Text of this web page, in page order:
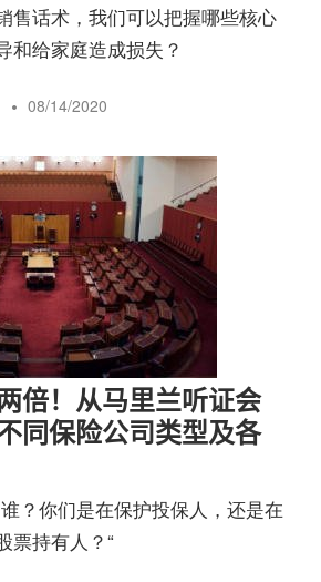
售话术，我们可以把握哪些核心
和给家庭造成损失？
08/14/2020
倍！从马里兰听证会
同保险公司类型及各
？你们是在保护投保人，还是在
票持有人？“